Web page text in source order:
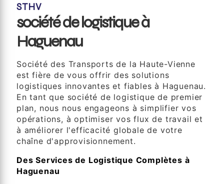
STHV
société de logistique à
Haguenau
Société des Transports de la Haute-Vienne
est fière de vous offrir des solutions
logistiques innovantes et fiables à Haguenau.
En tant que société de logistique de premier
plan, nous nous engageons à simplifier vos
opérations, à optimiser vos flux de travail et
à améliorer l'efficacité globale de votre
chaîne d'approvisionnement.
Des Services de Logistique Complètes à
Haguenau